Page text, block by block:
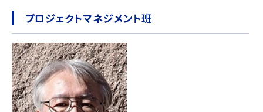
プロジェクトマネジメント班